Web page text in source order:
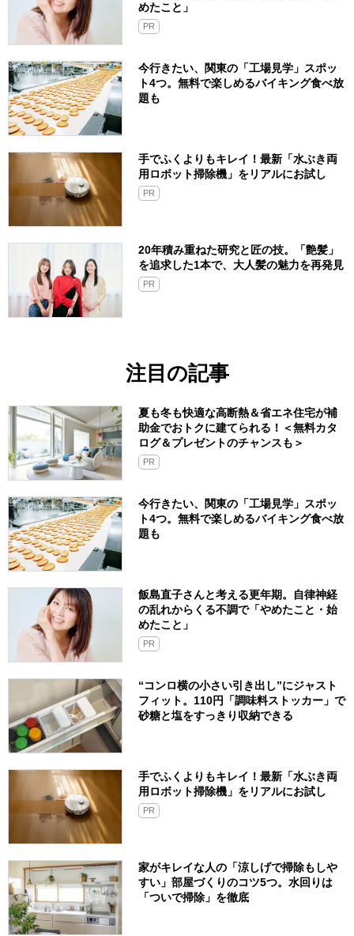
めたこと」
PR
今行きたい、関東の「工場見学」スポッ
ト4つ。無料で楽しめるバイキング食べ放
題も
手でふくよりもキレイ！最新「水ぶき両
用ロボット掃除機」をリアルにお試し
PR
20年積み重ねた研究と匠の技。「艶髪」
を追求した1本で、大人髪の魅力を再発見
PR
注目の記事
夏も冬も快適な高断熱＆省エネ住宅が補
助金でおトクに建てられる！＜無料カタ
ログ＆プレゼントのチャンスも＞
PR
今行きたい、関東の「工場見学」スポッ
ト4つ。無料で楽しめるバイキング食べ放
題も
飯島直子さんと考える更年期。自律神経
の乱れからくる不調で「やめたこと・始
めたこと」
PR
“コンロ横の小さい引き出し”にジャスト
フィット。110円「調味料ストッカー」で
砂糖と塩をすっきり収納できる
手でふくよりもキレイ！最新「水ぶき両
用ロボット掃除機」をリアルにお試し
PR
家がキレイな人の「涼しげで掃除もしや
すい」部屋づくりのコツ5つ。水回りは
「ついで掃除」を徹底